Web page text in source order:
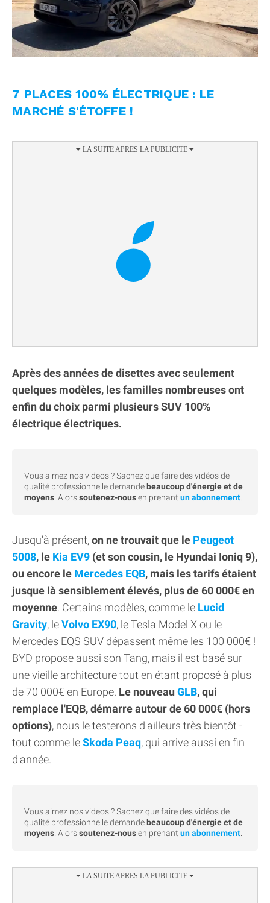
7 PLACES 100% ÉLECTRIQUE : LE
MARCHÉ S'ÉTOFFE !
Après des années de disettes avec seulement
quelques modèles, les familles nombreuses ont
enfin du choix parmi plusieurs SUV 100%
électrique électriques.
Vous aimez nos videos ? Sachez que faire des vidéos de
qualité professionnelle demande beaucoup d'énergie et de
moyens . Alorssoutenez-nousen prenant un abonnement
Jusqu'à présent,on ne trouvait que le Peugeot
5008, le Kia EV9 (et son cousin, le Hyundai Ioniq 9),
ou encore le Mercedes EQB, mais les tarifs étaient
jusque là sensiblement élevés, plus de 60 000€ en
moyenne. Certains modèles, comme le Lucid
Gravity, leVolvo EX90, le Tesla Model X ou le
Mercedes EQS SUV dépassent même les 100 000€ !
BYD propose aussi son Tang, mais il est basé sur
une vieille architecture tout en étant proposé à plus
de 70 000€ en Europe. Le nouveau GLB, qui
remplace l'EQB, démarre autour de 60 000€ (hors
options), nous le testerons d'ailleurs très bientôt -
tout comme leSkoda Peaq, qui arrive aussi en fin
d'année.
Vous aimez nos videos ? Sachez que faire des vidéos de
qualité professionnelle demande beaucoup d'énergie et de
moyens . Alorssoutenez-nousen prenant un abonnement